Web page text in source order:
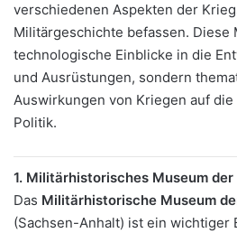
verschiedenen Aspekten der
Militärgeschichte befassen. Diese
technologische Einblicke in die
und Ausrüstungen, sondern
Auswirkungen von Kriegen auf
Politik.
1. Militärhistorisches Museum
Das Militärhistorische Museum
(Sachsen-Anhalt) ist ein wichtiger